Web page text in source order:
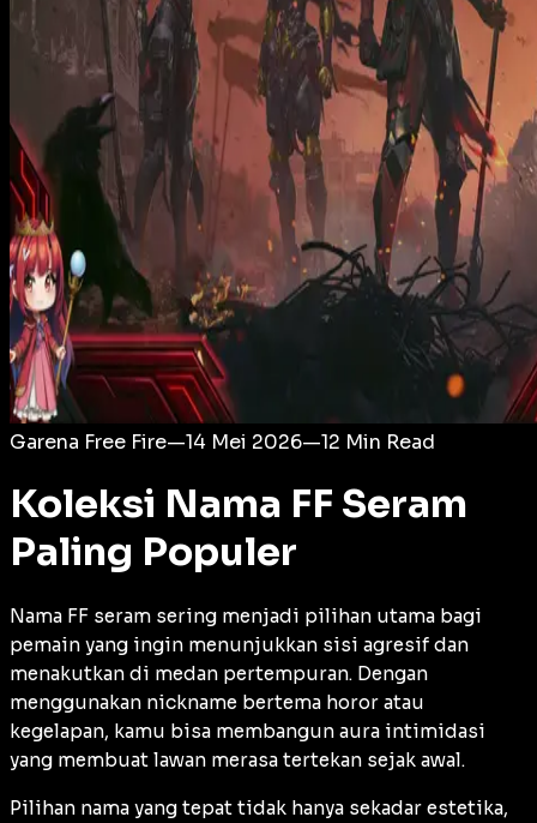
Garena Free Fire—14 Mei 2026—12 Min Read
Koleksi Nama FF Seram
Paling Populer
Nama FF seram sering menjadi pilihan utama bagi
pemain yang ingin menunjukkan sisi agresif dan
menakutkan di medan pertempuran. Dengan
menggunakan nickname bertema horor atau
kegelapan, kamu bisa membangun aura intimidasi
yang membuat lawan merasa tertekan sejak awal.
Pilihan nama yang tepat tidak hanya sekadar estetika,